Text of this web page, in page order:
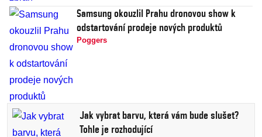
Samsung okouzlil Prahu dronovou show k
odstartování prodeje nových produktů
Poggers
Jak vybrat barvu, která vám bude slušet?
Tohle je rozhodující